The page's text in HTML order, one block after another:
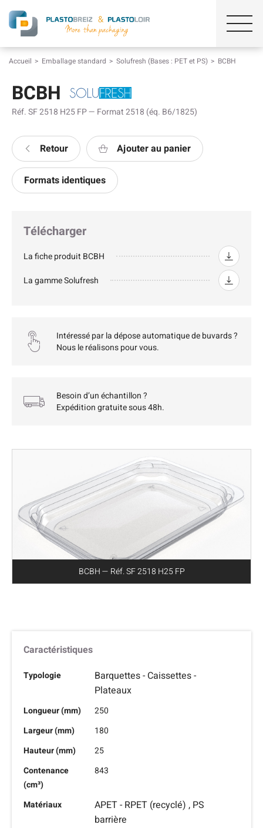
Accueil Emballage standard Solufresh (Bases : PET et PS) BCBH
BCBH — Réf. SF 2518 H25 FP
BCBH
Réf. SF 2518 H25 FP — Format 2518 (éq. B6/1825)
Retour Ajouter au panier
Formats identiques
Télécharger
La fiche produit BCBH
La gamme Solufresh
Intéressé par la dépose automatique de buvards ?
Nous le réalisons pour vous.
Besoin d’un échantillon ?
Expédition gratuite sous 48h.
Caractéristiques
Typologie
Barquettes - Caissettes -
Plateaux
Longueur (mm)
250
Largeur (mm)
180
Hauteur (mm)
25
Contenance
(cm³)
843
Matériaux
APET - RPET (recyclé) , PS
barrière